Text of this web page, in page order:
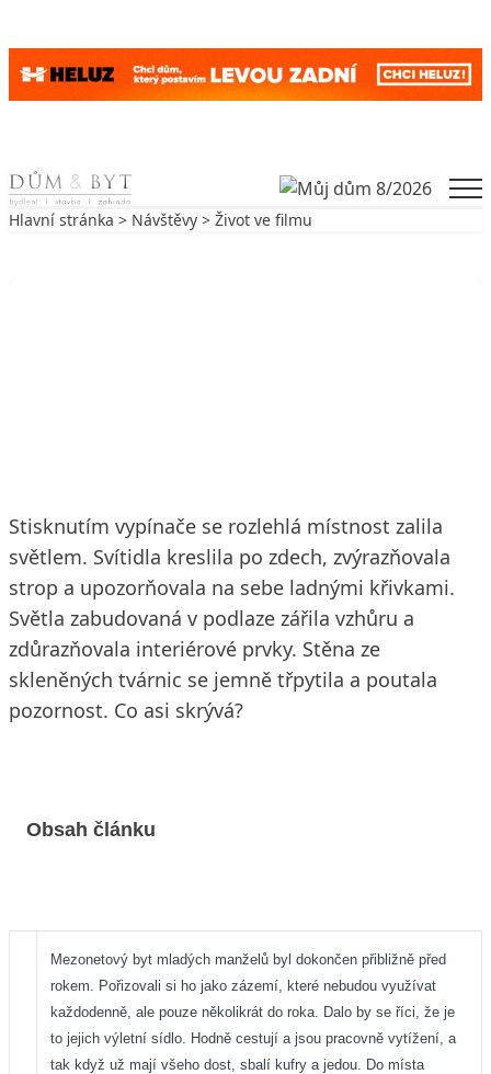
Skip to content
Hlavní stránka > Návštěvy > Život ve filmu
Stisknutím vypínače se rozlehlá místnost zalila
světlem. Svítidla kreslila po zdech, zvýrazňovala
strop a upozorňovala na sebe ladnými křivkami.
Světla zabudovaná v podlaze zářila vzhůru a
zdůrazňovala interiérové prvky. Stěna ze
skleněných tvárnic se jemně třpytila a poutala
pozornost. Co asi skrývá?
Obsah článku
Mezonetový byt mladých manželů byl dokončen přibližně před
rokem. Pořizovali si ho jako zázemí, které nebudou využívat
každodenně, ale pouze několikrát do roka. Dalo by se říci, že je
to jejich výletní sídlo. Hodně cestují a jsou pracovně vytížení, a
tak když už mají všeho dost, sbalí kufry a jedou. Do místa